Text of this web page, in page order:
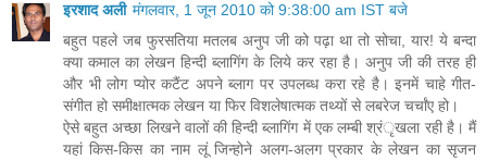
इरशाद अली मंगलवार, 1 जून 2010 को 9:38:00 am IST बजे
बहुत पहले जब फुरसतिया मतलब अनुप जी को पढ़ा था तो सोचा, यार! ये बन्दा
क्या कमाल का लेखन हिन्दी ब्लागिंग के लिये कर रहा है। अनुप जी की तरह ही
और भी लोग प्योर कटैंट अपने ब्लाग पर उपलब्ध करा रहे है। इनमें चाहे गीत-
संगीत हो समीक्षात्मक लेखन या फिर विशलेषात्मक तथ्यों से लबरेज चर्चांए हो।
ऐसे बहुत अच्छा लिखने वालों की हिन्दी ब्लागिंग में एक लम्बी श्रंृखला रही है। मैं
यहां किस-किस का नाम लूं जिन्होने अलग-अलग प्रकार के लेखन का सृजन